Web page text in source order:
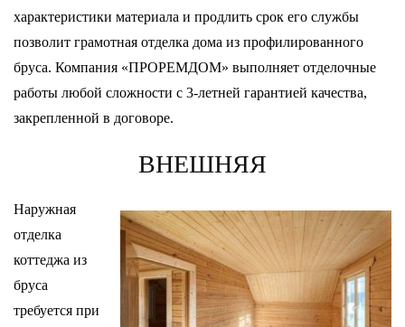
характеристики материала и продлить срок его службы
позволит грамотная отделка дома из профилированного
бруса. Компания «ПРОРЕМДОМ» выполняет отделочные
работы любой сложности с 3-летней гарантией качества,
закрепленной в договоре.
ВНЕШНЯЯ
Наружная
отделка
коттеджа из
бруса
требуется при